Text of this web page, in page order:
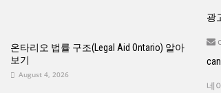
온타리오 법률 구조(Legal Aid Ontario) 알아
보기
August 4, 2026
광
네